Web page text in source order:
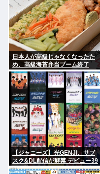
日本人が高級じゃなくなったた
め、高級海苔弁当ブーム終了
www
【ジャニーズ】光GENJI、サブ
スク&DL配信が解禁 デビュー39
周年迎える8月19日から40周年